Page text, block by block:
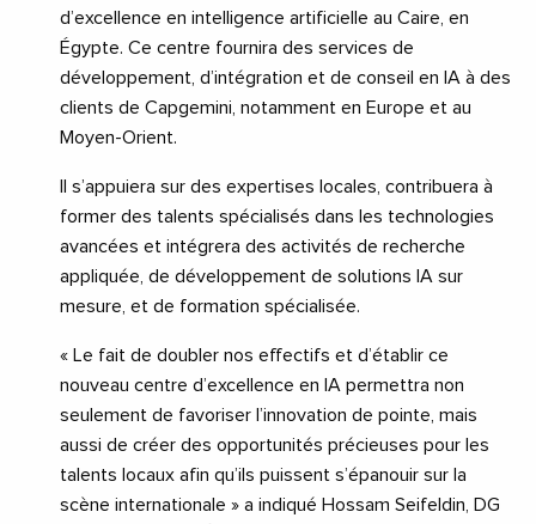
d’excellence en intelligence artificielle au Caire, en
Égypte. Ce centre fournira des services de
développement, d’intégration et de conseil en IA à des
clients de Capgemini, notamment en Europe et au
Moyen-Orient.
Il s’appuiera sur des expertises locales, contribuera à
former des talents spécialisés dans les technologies
avancées et intégrera des activités de recherche
appliquée, de développement de solutions IA sur
mesure, et de formation spécialisée.
« Le fait de doubler nos effectifs et d’établir ce
nouveau centre d’excellence en IA permettra non
seulement de favoriser l’innovation de pointe, mais
aussi de créer des opportunités précieuses pour les
talents locaux afin qu’ils puissent s’épanouir sur la
scène internationale » a indiqué Hossam Seifeldin, DG